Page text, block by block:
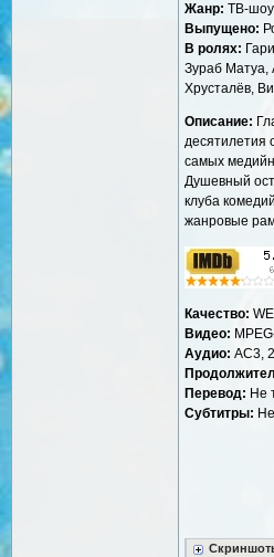
Жанр: ТВ-
Выпущено:
В ролях:
Зураб Матуа,
Хрусталёв,
Описание:
десятилетия
самых
Душевный
клуба
жанровые
Качество:
Видео:
Аудио: AC3,
Перевод: Не
Субтитры: